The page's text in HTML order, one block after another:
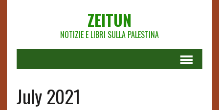
ZEITUN
NOTIZIE E LIBRI SULLA PALESTINA
July 2021